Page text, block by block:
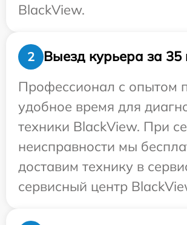
BlackView.
2
Выезд курьера за 35
Профессионал с опытом
удобное время для
техники BlackView. При
неисправности мы
доставим технику в
сервисный центр